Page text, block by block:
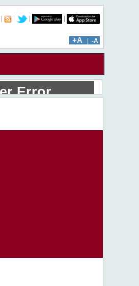
|
+A -A